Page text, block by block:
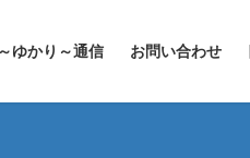
ゆかり～通信 お問い合わせ